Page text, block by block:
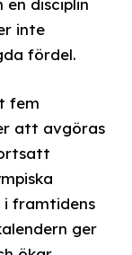
inte
fördel.
fem
att avgöras
i framtidens
ger